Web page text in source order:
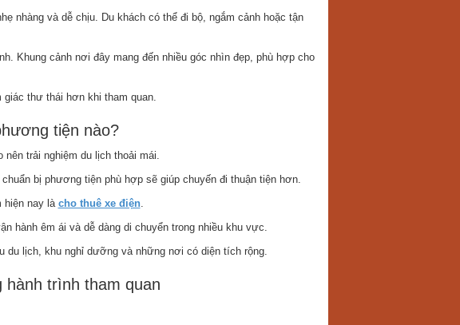
nhàng và dễ chịu. Du khách có thể đi bộ, ngắm cảnh hoặc tận
Khung cảnh nơi đây mang đến nhiều góc nhìn đẹp, phù hợp cho
thư thái hơn khi tham quan.
tiện nào?
nên trải nghiệm du lịch thoải mái.
bị phương tiện phù hợp sẽ giúp chuyến đi thuận tiện hơn.
hiện nay làcho thuê xe điện.
hành êm ái và dễ dàng di chuyển trong nhiều khu vực.
lịch, khu nghỉ dưỡng và những nơi có diện tích rộng.
trình tham quan